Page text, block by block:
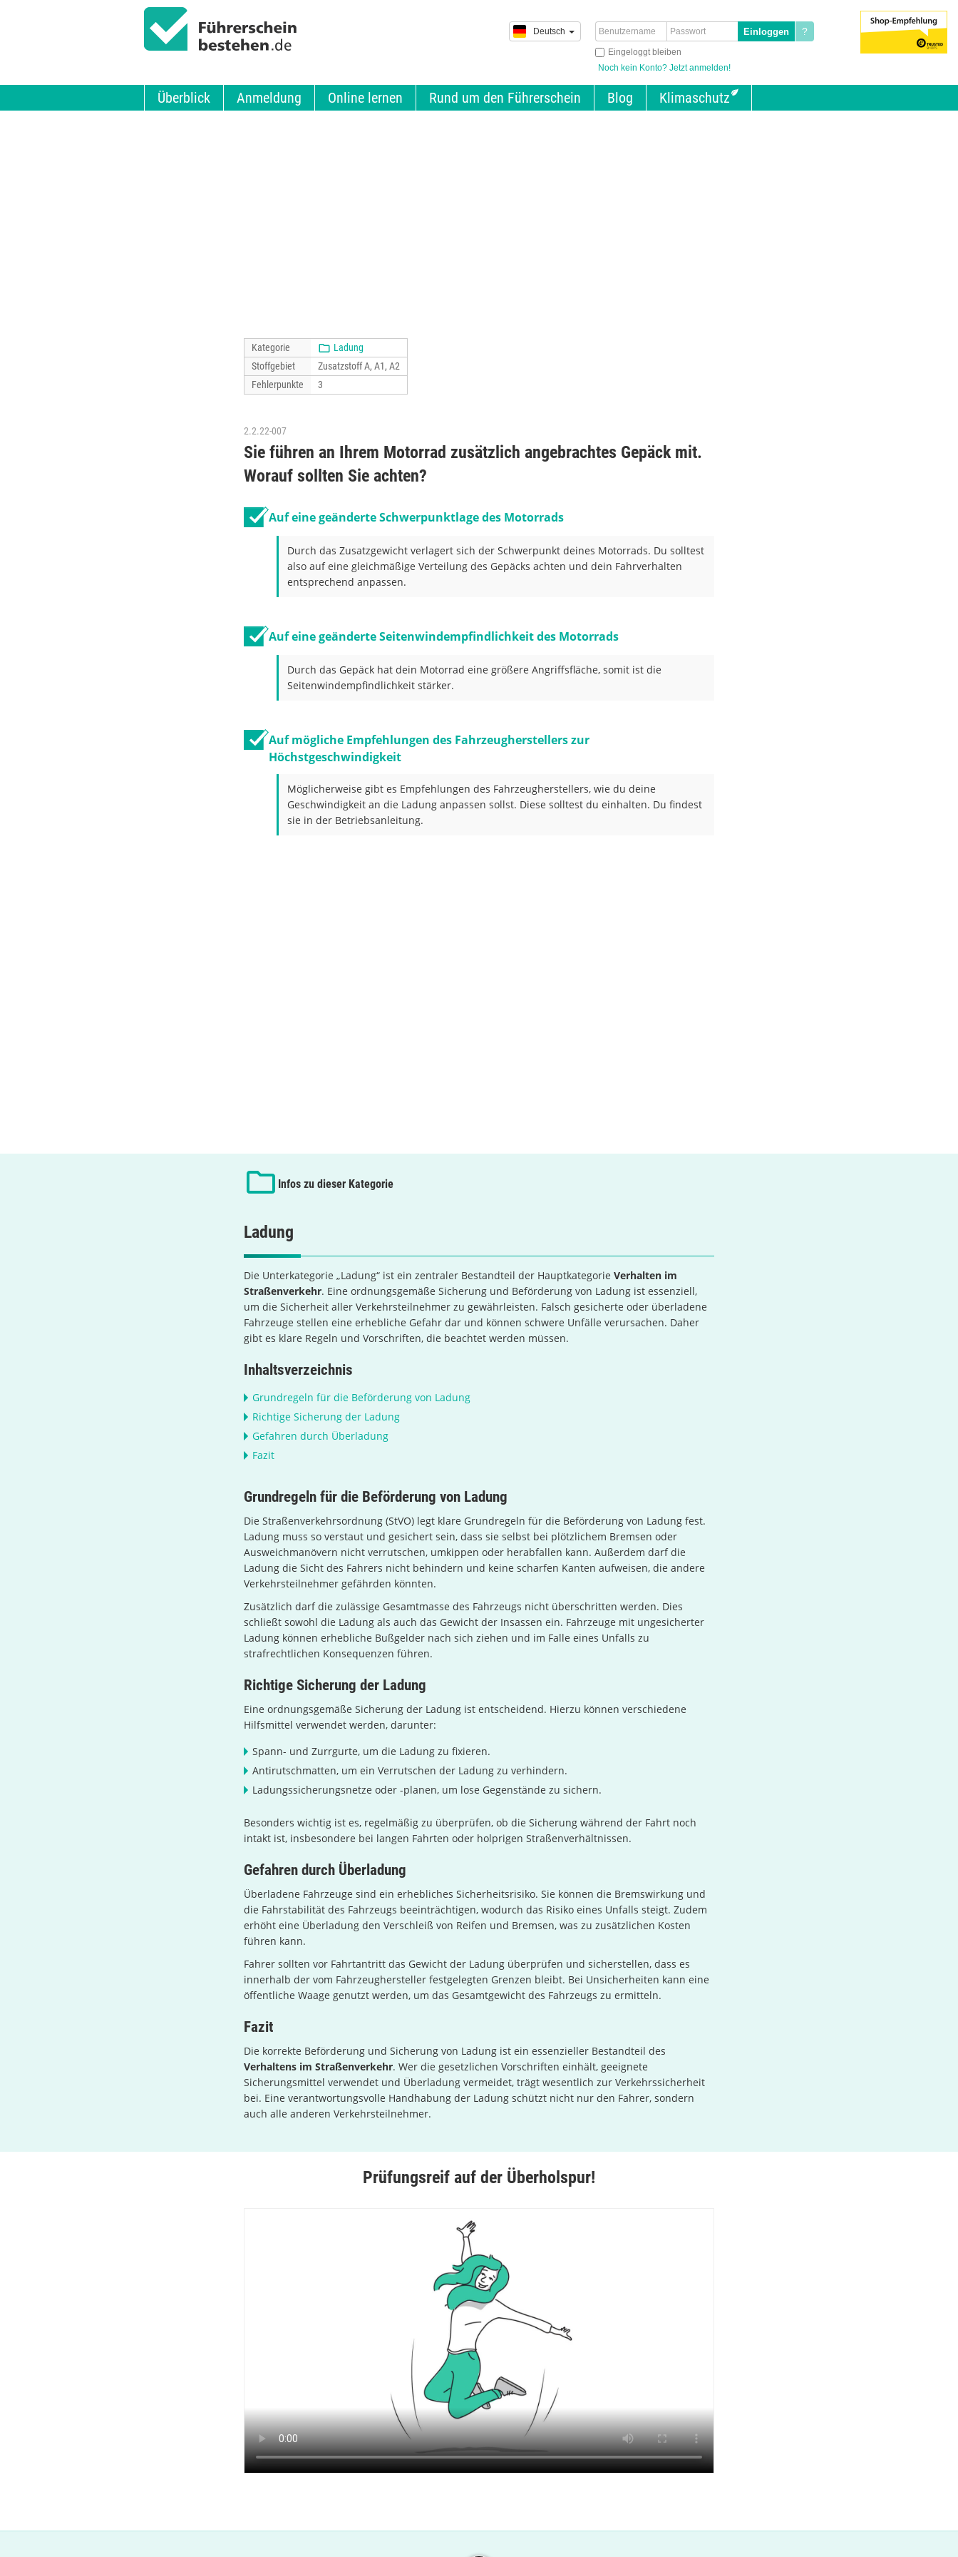
?
Eingeloggt bleiben
Noch kein Konto? Jetzt anmelden!
Deutsch
Überblick Anmeldung Online lernen Rund um den Führerschein Blog Klimaschutz
Kategorie
Ladung
Stoffgebiet
Zusatzstoff A, A1, A2
Fehlerpunkte
3
2.2.22-007
Sie führen an Ihrem Motorrad zusätzlich angebrachtes Gepäck mit.
Worauf sollten Sie achten?
Auf eine geänderte Schwerpunktlage des Motorrads
Durch das Zusatzgewicht verlagert sich der Schwerpunkt deines Motorrads. Du solltest
also auf eine gleichmäßige Verteilung des Gepäcks achten und dein Fahrverhalten
entsprechend anpassen.
Auf eine geänderte Seitenwindempfindlichkeit des Motorrads
Durch das Gepäck hat dein Motorrad eine größere Angriffsfläche, somit ist die
Seitenwindempfindlichkeit stärker.
Auf mögliche Empfehlungen des Fahrzeugherstellers zur
Höchstgeschwindigkeit
Möglicherweise gibt es Empfehlungen des Fahrzeugherstellers, wie du deine
Geschwindigkeit an die Ladung anpassen sollst. Diese solltest du einhalten. Du findest
sie in der Betriebsanleitung.
Infos zu dieser Kategorie
Ladung
Die Unterkategorie „Ladung“ ist ein zentraler Bestandteil der Hauptkategorie Verhalten im
Straßenverkehr. Eine ordnungsgemäße Sicherung und Beförderung von Ladung ist essenziell,
um die Sicherheit aller Verkehrsteilnehmer zu gewährleisten. Falsch gesicherte oder überladene
Fahrzeuge stellen eine erhebliche Gefahr dar und können schwere Unfälle verursachen. Daher
gibt es klare Regeln und Vorschriften, die beachtet werden müssen.
Inhaltsverzeichnis
Grundregeln für die Beförderung von Ladung
Richtige Sicherung der Ladung
Gefahren durch Überladung
Fazit
Grundregeln für die Beförderung von Ladung
Die Straßenverkehrsordnung (StVO) legt klare Grundregeln für die Beförderung von Ladung fest.
Ladung muss so verstaut und gesichert sein, dass sie selbst bei plötzlichem Bremsen oder
Ausweichmanövern nicht verrutschen, umkippen oder herabfallen kann. Außerdem darf die
Ladung die Sicht des Fahrers nicht behindern und keine scharfen Kanten aufweisen, die andere
Verkehrsteilnehmer gefährden könnten.
Zusätzlich darf die zulässige Gesamtmasse des Fahrzeugs nicht überschritten werden. Dies
schließt sowohl die Ladung als auch das Gewicht der Insassen ein. Fahrzeuge mit ungesicherter
Ladung können erhebliche Bußgelder nach sich ziehen und im Falle eines Unfalls zu
strafrechtlichen Konsequenzen führen.
Richtige Sicherung der Ladung
Eine ordnungsgemäße Sicherung der Ladung ist entscheidend. Hierzu können verschiedene
Hilfsmittel verwendet werden, darunter:
Spann- und Zurrgurte, um die Ladung zu fixieren.
Antirutschmatten, um ein Verrutschen der Ladung zu verhindern.
Ladungssicherungsnetze oder -planen, um lose Gegenstände zu sichern.
Besonders wichtig ist es, regelmäßig zu überprüfen, ob die Sicherung während der Fahrt noch
intakt ist, insbesondere bei langen Fahrten oder holprigen Straßenverhältnissen.
Gefahren durch Überladung
Überladene Fahrzeuge sind ein erhebliches Sicherheitsrisiko. Sie können die Bremswirkung und
die Fahrstabilität des Fahrzeugs beeinträchtigen, wodurch das Risiko eines Unfalls steigt. Zudem
erhöht eine Überladung den Verschleiß von Reifen und Bremsen, was zu zusätzlichen Kosten
führen kann.
Fahrer sollten vor Fahrtantritt das Gewicht der Ladung überprüfen und sicherstellen, dass es
innerhalb der vom Fahrzeughersteller festgelegten Grenzen bleibt. Bei Unsicherheiten kann eine
öffentliche Waage genutzt werden, um das Gesamtgewicht des Fahrzeugs zu ermitteln.
Fazit
Die korrekte Beförderung und Sicherung von Ladung ist ein essenzieller Bestandteil des
Verhaltens im Straßenverkehr. Wer die gesetzlichen Vorschriften einhält, geeignete
Sicherungsmittel verwendet und Überladung vermeidet, trägt wesentlich zur Verkehrssicherheit
bei. Eine verantwortungsvolle Handhabung der Ladung schützt nicht nur den Fahrer, sondern
auch alle anderen Verkehrsteilnehmer.
Prüfungsreif auf der Überholspur!